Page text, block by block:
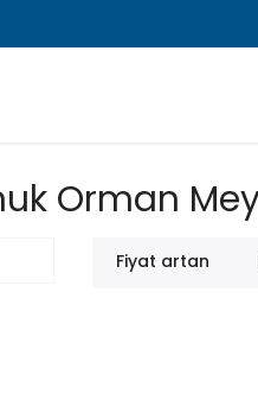
Orman
Fiyat artan